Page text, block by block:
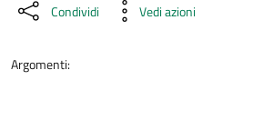
Condividi Vedi azioni
Argomenti: